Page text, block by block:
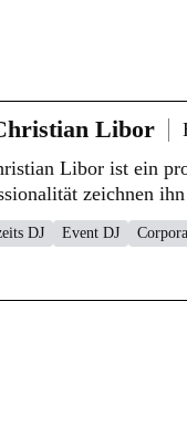
Libor
Libor ist ein
zeichnen
DJ Event DJ